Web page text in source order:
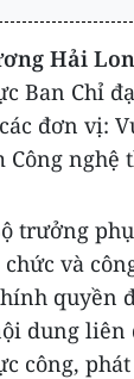
Hải
Ban Chỉ
đơn vị:
nghệ
trưởng
và
quyền
dung
công,